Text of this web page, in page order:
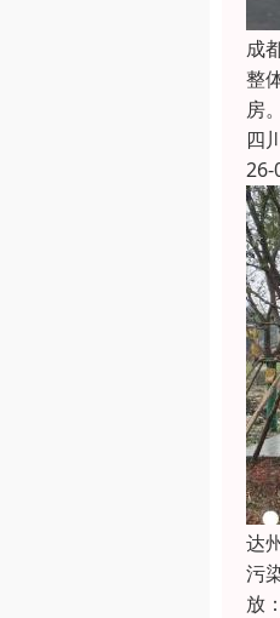
成
整
房
四
26-
达
污
放